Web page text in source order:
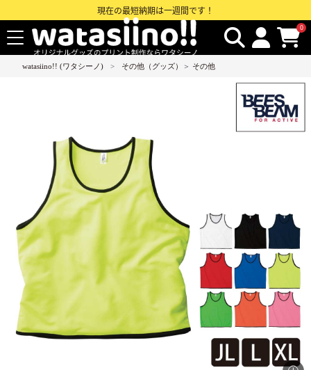
現在の最短納期は一週間です！
0
watasiino!! (ワタシーノ) その他（グッズ） ＞ その他